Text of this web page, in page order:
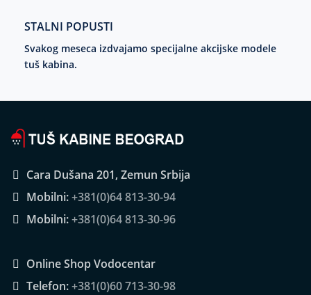
STALNI POPUSTI
Svakog meseca izdvajamo specijalne akcijske modele
tuš kabina.
Cara Dušana 201, Zemun Srbija
Mobilni:+381(0)64 813-30-94
Mobilni:+381(0)64 813-30-96
Online Shop Vodocentar
Telefon:+381(0)60 713-30-98